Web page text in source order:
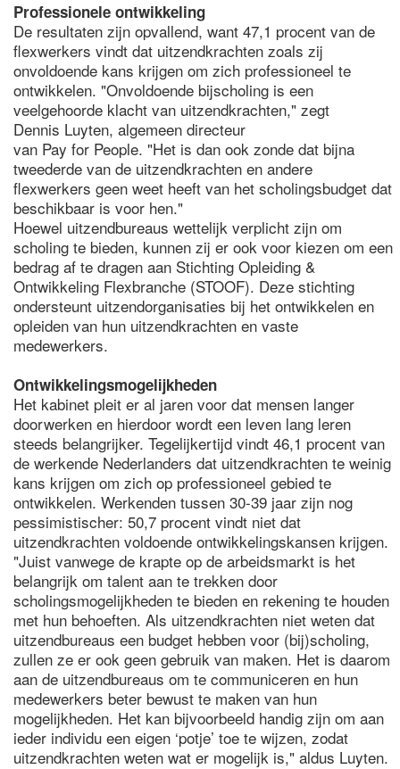
Professionele ontwikkeling
De resultaten zijn opvallend, want 47,1 procent van de
flexwerkers vindt dat uitzendkrachten zoals zij
onvoldoende kans krijgen om zich professioneel te
ontwikkelen. "Onvoldoende bijscholing is een
veelgehoorde klacht van uitzendkrachten," zegt
Dennis Luyten, algemeen directeur
van Pay for People. "Het is dan ook zonde dat bijna
tweederde van de uitzendkrachten en andere
flexwerkers geen weet heeft van het scholingsbudget dat
beschikbaar is voor hen."
Hoewel uitzendbureaus wettelijk verplicht zijn om
scholing te bieden, kunnen zij er ook voor kiezen om een
bedrag af te dragen aan Stichting Opleiding &
Ontwikkeling Flexbranche (STOOF). Deze stichting
ondersteunt uitzendorganisaties bij het ontwikkelen en
opleiden van hun uitzendkrachten en vaste
medewerkers.
Ontwikkelingsmogelijkheden
Het kabinet pleit er al jaren voor dat mensen langer
doorwerken en hierdoor wordt een leven lang leren
steeds belangrijker. Tegelijkertijd vindt 46,1 procent van
de werkende Nederlanders dat uitzendkrachten te weinig
kans krijgen om zich op professioneel gebied te
ontwikkelen. Werkenden tussen 30-39 jaar zijn nog
pessimistischer: 50,7 procent vindt niet dat
uitzendkrachten voldoende ontwikkelingskansen krijgen.
"Juist vanwege de krapte op de arbeidsmarkt is het
belangrijk om talent aan te trekken door
scholingsmogelijkheden te bieden en rekening te houden
met hun behoeften. Als uitzendkrachten niet weten dat
uitzendbureaus een budget hebben voor (bij)scholing,
zullen ze er ook geen gebruik van maken. Het is daarom
aan de uitzendbureaus om te communiceren en hun
medewerkers beter bewust te maken van hun
mogelijkheden. Het kan bijvoorbeeld handig zijn om aan
ieder individu een eigen ‘potje’ toe te wijzen, zodat
uitzendkrachten weten wat er mogelijk is," aldus Luyten.